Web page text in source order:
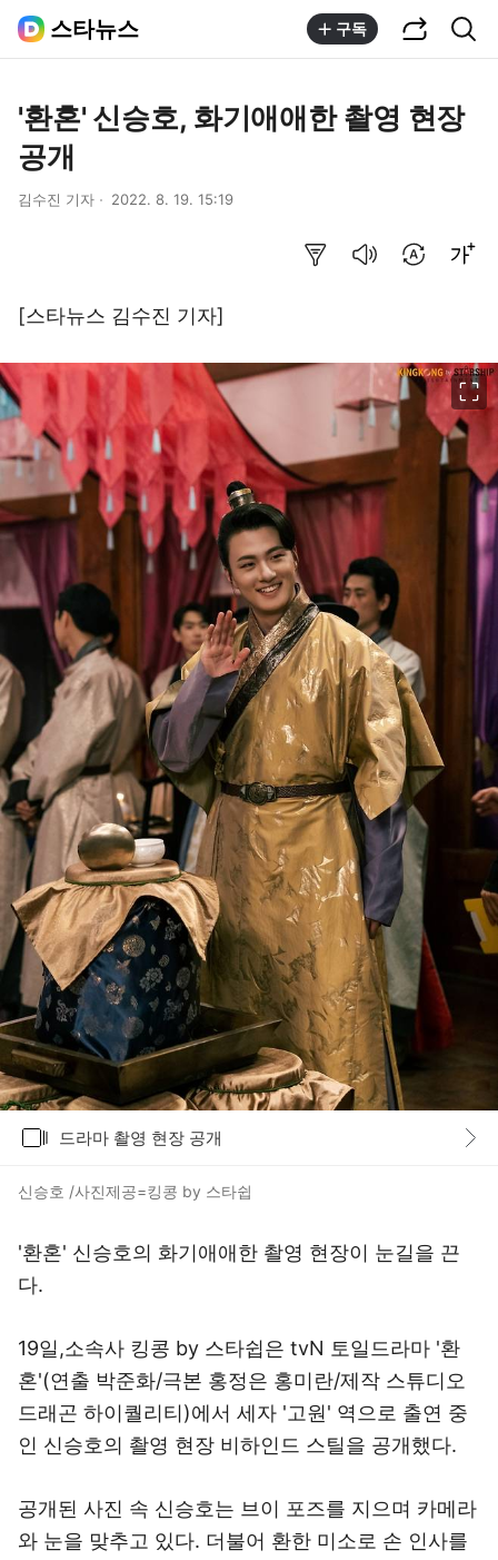
스타뉴스 구독
'환혼' 신승호, 화기애애한 촬영 현장
공개
김수진 기자 2022. 8. 19. 15:19
[스타뉴스 김수진 기자]
드라마 촬영 현장 공개
신승호 /사진제공=킹콩 by 스타쉽
'환혼' 신승호의 화기애애한 촬영 현장이 눈길을 끈
다.
19일,소속사 킹콩 by 스타쉽은 tvN 토일드라마 '환
혼'(연출 박준화/극본 홍정은 홍미란/제작 스튜디오
드래곤 하이퀄리티)에서 세자 '고원' 역으로 출연 중
인 신승호의 촬영 현장 비하인드 스틸을 공개했다.
공개된 사진 속 신승호는 브이 포즈를 지으며 카메라
와 눈을 맞추고 있다. 더불어 환한 미소로 손 인사를